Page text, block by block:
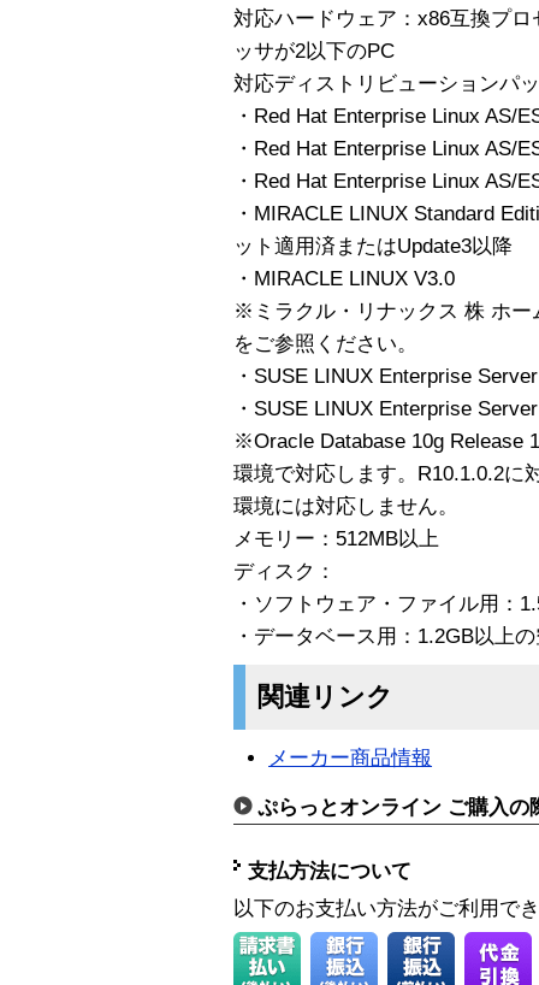
対応ハードウェア：x86互換プ
ッサが2以下のPC
対応ディストリビューションパ
・Red Hat Enterprise Linux AS/
・Red Hat Enterprise Linux AS/
・Red Hat Enterprise Linux AS/
・MIRACLE LINUX Standard
ット適用済またはUpdate3以降
・MIRACLE LINUX V3.0
※ミラクル・リナックス 株 ホー
をご参照ください。
・SUSE LINUX Enterprise
・SUSE LINUX Enterprise
※Oracle Database 10g Release
環境で対応します。R10.1.0.2に
環境には対応しません。
メモリー：512MB以上
ディスク：
・ソフトウェア・ファイル用：
・データベース用：1.2GB以上
関連リンク
メーカー商品情報
ぷらっとオンライン ご購入の
支払方法について
以下のお支払い方法がご利用で